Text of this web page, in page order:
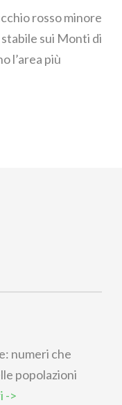
rosso minore
sui Monti di
l’area più
numeri che
popolazioni
->